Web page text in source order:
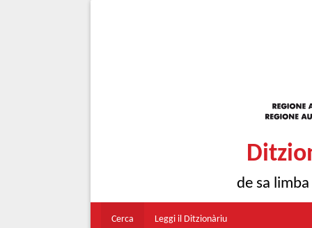
de sa
Cerca Leggi il Ditzionàriu